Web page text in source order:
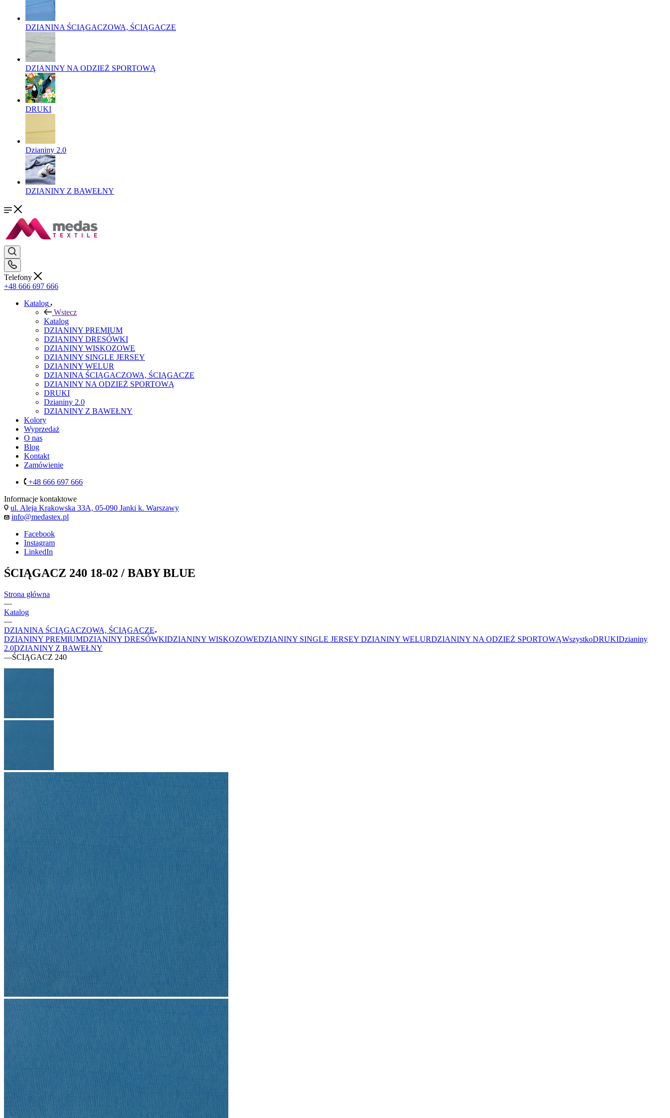
DZIANINA ŚCIĄGACZOWA, ŚCIĄGACZE
DZIANINY NA ODZIEŻ SPORTOWĄ
DRUKI
Dzianiny 2.0
DZIANINY Z BAWEŁNY
Telefony
+48 666 697 666
Katalog
Wstecz
Katalog
DZIANINY PREMIUM
DZIANINY DRESÓWKI
DZIANINY WISKOZOWE
DZIANINY SINGLE JERSEY
DZIANINY WELUR
DZIANINA ŚCIĄGACZOWA, ŚCIĄGACZE
DZIANINY NA ODZIEŻ SPORTOWĄ
DRUKI
Dzianiny 2.0
DZIANINY Z BAWEŁNY
Kolory
Wyprzedaż
O nas
Blog
Kontakt
Zamówienie
+48 666 697 666
Informacje kontaktowe
ul. Aleja Krakowska 33A, 05-090 Janki k. Warszawy
info@medastex.pl
Facebook
Instagram
LinkedIn
ŚCIĄGACZ 240 18-02 / BABY BLUE
Strona główna
—
Katalog
—
DZIANINA ŚCIĄGACZOWA, ŚCIĄGACZE
DZIANINY PREMIUMDZIANINY DRESÓWKIDZIANINY WISKOZOWEDZIANINY SINGLE JERSEY DZIANINY WELURDZIANINY NA ODZIEŻ SPORTOWĄWszystkoDRUKIDzianiny
2.0DZIANINY Z BAWEŁNY
—ŚCIĄGACZ 240